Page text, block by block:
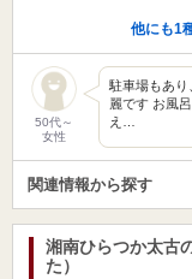
他にも1
50代～
女性
駐車場もあ
麗です お風
え…
関連情報から探す
湘南ひらつか太古
た）